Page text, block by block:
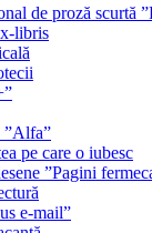
de proză scurtă
libris
”Alfa”
pe care o iubesc
”Pagini
e-mail”